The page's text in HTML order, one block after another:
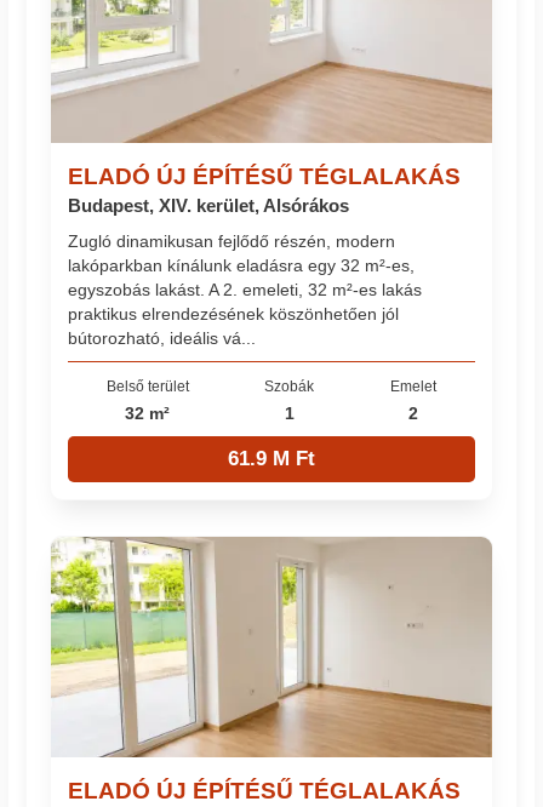
ELADÓ ÚJ ÉPÍTÉSŰ TÉGLALAKÁS
Budapest, XIV. kerület, Alsórákos
Zugló dinamikusan fejlődő részén, modern
lakóparkban kínálunk eladásra egy 32 m²-es,
egyszobás lakást. A 2. emeleti, 32 m²-es lakás
praktikus elrendezésének köszönhetően jól
bútorozható, ideális vá...
Belső terület
32 m²
Szobák
1
Emelet
2
61.9 M Ft
ELADÓ ÚJ ÉPÍTÉSŰ TÉGLALAKÁS